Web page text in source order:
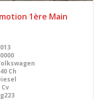
1ère Main
Ch
Cv